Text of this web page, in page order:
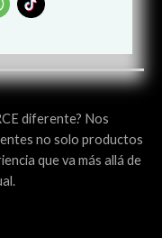
diferente? Nos
no solo productos
que va más allá de